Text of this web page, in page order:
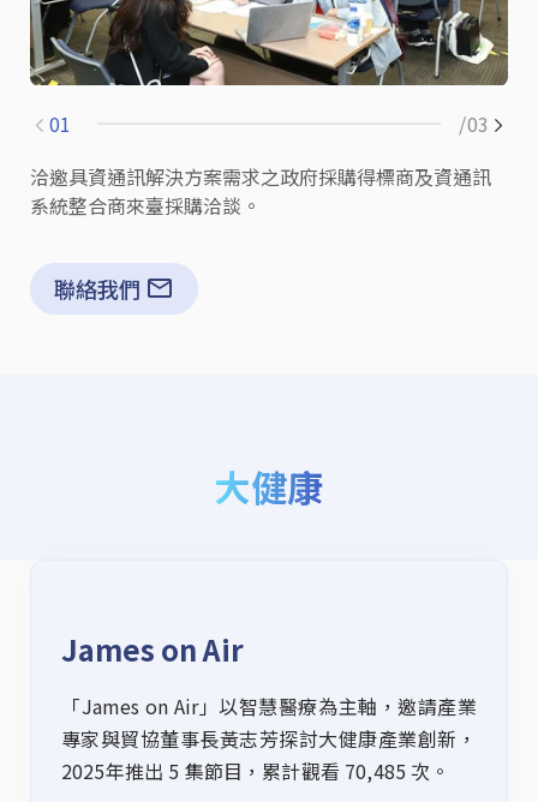
01
/03
洽邀具資通訊解決方案需求之政府採購得標商及資通訊
系統整合商來臺採購洽談。
聯絡我們
大健康
James on Air
「James on Air」以智慧醫療為主軸，邀請產業
專家與貿協董事長黃志芳探討大健康產業創新，
2025年推出 5 集節目，累計觀看 70,485 次。